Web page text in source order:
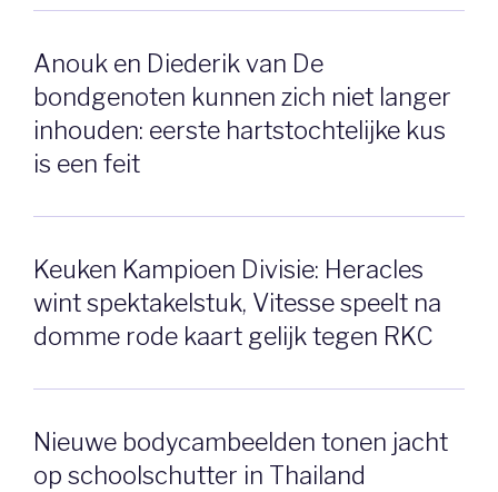
Anouk en Diederik van De
bondgenoten kunnen zich niet langer
inhouden: eerste hartstochtelijke kus
is een feit
Keuken Kampioen Divisie: Heracles
wint spektakelstuk, Vitesse speelt na
domme rode kaart gelijk tegen RKC
Nieuwe bodycambeelden tonen jacht
op schoolschutter in Thailand